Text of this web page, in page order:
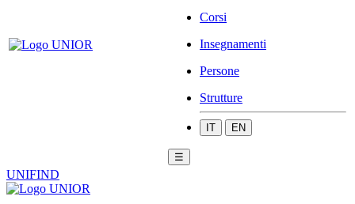
Corsi
Insegnamenti
Persone
Strutture
IT EN
☰
UNIFIND